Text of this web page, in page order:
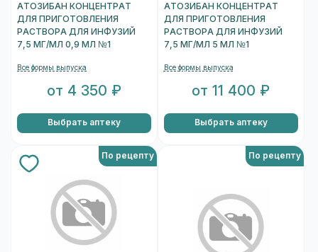
АТОЗИБАН КОНЦЕНТРАТ
ДЛЯ ПРИГОТОВЛЕНИЯ
РАСТВОРА ДЛЯ ИНФУЗИЙ
7,5 МГ/МЛ 0,9 МЛ №1
Все формы выпуска
от 4 350 ₽
Выбрать аптеку
АТОЗИБАН КОНЦЕНТРАТ
ДЛЯ ПРИГОТОВЛЕНИЯ
РАСТВОРА ДЛЯ ИНФУЗИЙ
7,5 МГ/МЛ 5 МЛ №1
Все формы выпуска
от 11 400 ₽
Выбрать аптеку
По рецепту По рецепту